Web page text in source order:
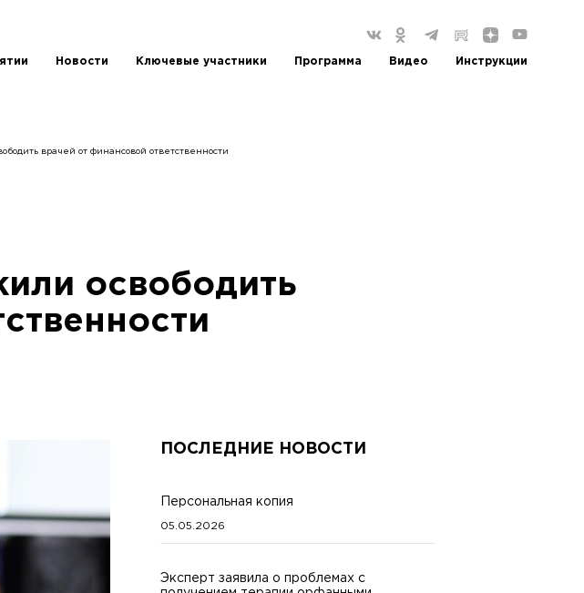
Новости Ключевые участники Программа Видео Инструкции
врачей от финансовой ответственности
освободить
ПОСЛЕДНИЕ НОВОСТИ
Персональная копия
05.05.2026
Эксперт заявила о проблемах с